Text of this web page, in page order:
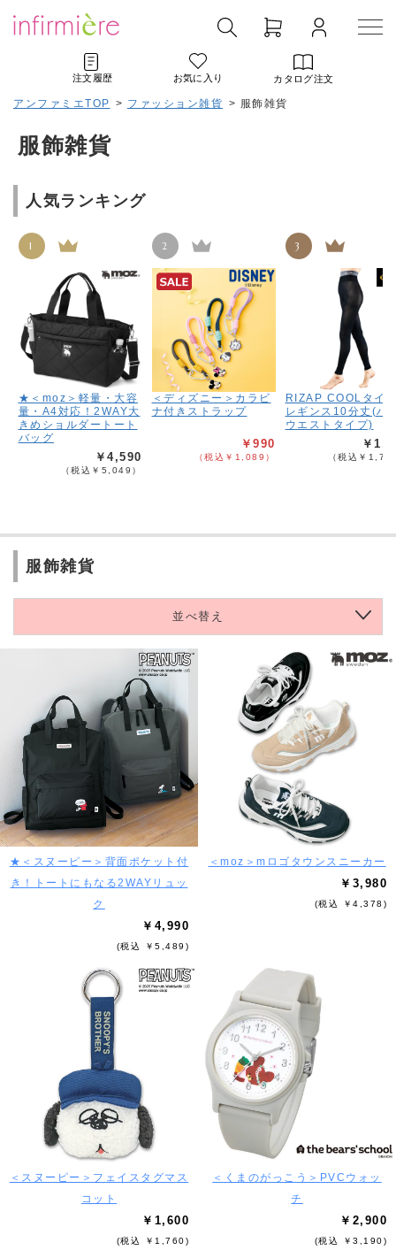
注文履歴 お気に入り カタログ注文
アンファミエTOP > ファッション雑貨 > 服飾雑貨
服飾雑貨
人気ランキング
1
★＜moz＞軽量・大容
量・A4対応！2WAY大
きめショルダートート
バッグ
￥4,590
（税込￥5,049）
2
＜ディズニー＞カラビ
ナ付きストラップ
￥990
（税込￥1,089）
3
RIZAP COOLタイ
レギンス10分丈(ハ
ウエストタイプ)
￥
（税込￥
服飾雑貨
並べ替え
★＜スヌーピー＞背面ポケット付
き！トートにもなる2WAYリュッ
ク
￥4,990
(税込 ￥5,489)
＜moz＞mロゴタウンスニーカー
￥3,980
(税込 ￥4,378)
＜スヌーピー＞フェイスタグマス
コット
￥1,600
(税込 ￥1,760)
＜くまのがっこう＞PVCウォッ
チ
￥2,900
(税込 ￥3,190)